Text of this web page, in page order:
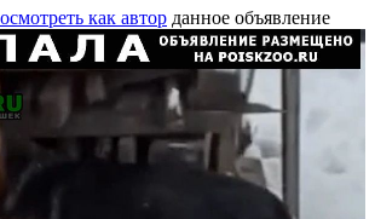
как автор данное объявление